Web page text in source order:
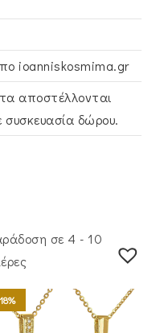
ioanniskosmima.gr
αποστέλλονται
δώρου.
σε 4 - 10